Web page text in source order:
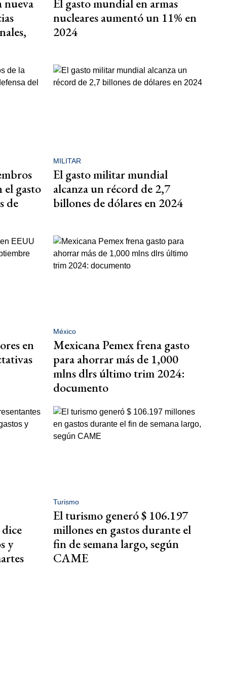
nueva
El gasto mundial en armas
nucleares aumentó un 11% en
2024
gasto
de
MILITAR
El gasto militar mundial
alcanza un récord de 2,7
billones de dólares en 2024
en
México
Mexicana Pemex frena gasto
para ahorrar más de 1,000
mlns dlrs último trim 2024:
documento
y
Turismo
El turismo generó $ 106.197
millones en gastos durante el
fin de semana largo, según
CAME